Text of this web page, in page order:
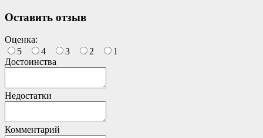
Оставить отзыв
Оценка:
5
4 3 2
1
Достоинства
Недостатки
Комментарий